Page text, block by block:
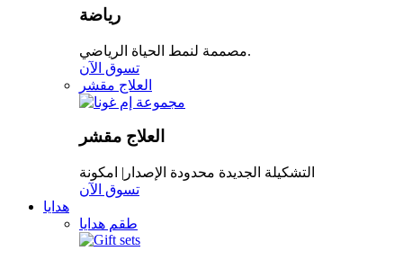
رياضة
مصممة لنمط الحياة الرياضي.
تسوق الآن
العلاج مقشر
العلاج مقشر
التشكيلة الجديدة محدودة الإصدار| امكونة
تسوق الآن
هدايا
طقم هدايا